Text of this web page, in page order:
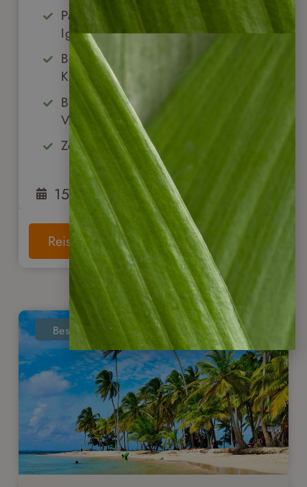
Pazifikstrände & Bootsausflug zur Isla
Iguana
Bocas del Toro – Inselwelten &
Karibikflair
Boquete & El Valle – Nebelwald &
Vulkane
Zeit für eigene Entdeckungen
15 Tage ab 2.550€
Reise anschauen
Bestseller